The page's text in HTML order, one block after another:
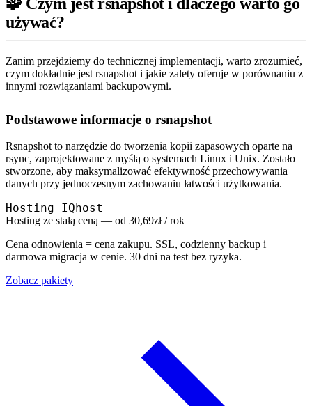
używać?
Zanim przejdziemy do technicznej implementacji, warto zrozumieć,
czym dokładnie jest rsnapshot i jakie zalety oferuje w porównaniu z
innymi rozwiązaniami backupowymi.
Podstawowe informacje o rsnapshot
Rsnapshot to narzędzie do tworzenia kopii zapasowych oparte na
rsync, zaprojektowane z myślą o systemach Linux i Unix. Zostało
stworzone, aby maksymalizować efektywność przechowywania
danych przy jednoczesnym zachowaniu łatwości użytkowania.
Hosting IQhost
Hosting ze stałą ceną — od 30,69zł / rok
Cena odnowienia = cena zakupu. SSL, codzienny backup i
darmowa migracja w cenie. 30 dni na test bez ryzyka.
Zobacz pakiety